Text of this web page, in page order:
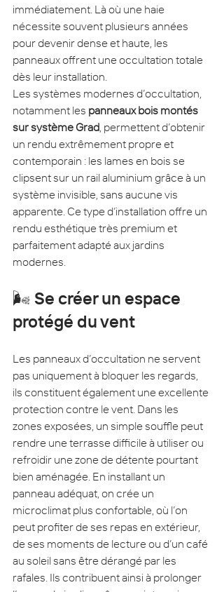
immédiatement. Là où une haie
nécessite souvent plusieurs années
pour devenir dense et haute, les
panneaux offrent une occultation totale
dès leur installation.
Les systèmes modernes d’occultation,
notamment les panneaux bois montés
sur système Grad , permettent d’obtenir
un rendu extrêmement propre et
contemporain : les lames en bois se
clipsent sur un rail aluminium grâce à un
système invisible, sans aucune vis
apparente. Ce type d’installation offre un
rendu esthétique très premium et
parfaitement adapté aux jardins
modernes.
🌬️ Se créer un espace
protégé du vent
Les panneaux d’occultation ne servent
pas uniquement à bloquer les regards,
ils constituent également une excellente
protection contre le vent. Dans les
zones exposées, un simple souffle peut
rendre une terrasse difficile à utiliser ou
refroidir une zone de détente pourtant
bien aménagée. En installant un
panneau adéquat, on crée un
microclimat plus confortable, où l’on
peut profiter de ses repas en extérieur,
de ses moments de lecture ou d’un café
au soleil sans être dérangé par les
rafales. Ils contribuent ainsi à prolonger